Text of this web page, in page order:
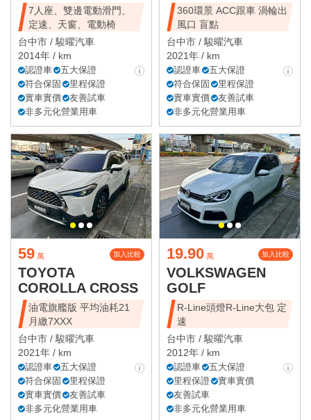
7人座、雙邊電動滑門、
定速、天窗、電動椅
台中市 /駿曜汽車
2014年 / km
認證車
五大保證
符合保固
里程保證
實車實價
友善試車
非多元化營業用車
360環景 ACC跟車 渦輪出
風口 盲點
台中市 /駿曜汽車
2021年 / km
認證車
五大保證
符合保固
里程保證
實車實價
友善試車
非多元化營業用車
59 萬 加入比較
TOYOTA
COROLLA CROSS
油電旗艦版 平均油耗21
月繳7XXX
台中市 /駿曜汽車
2021年 / km
認證車
五大保證
符合保固
里程保證
實車實價
友善試車
非多元化營業用車
19.90 萬 加入比較
VOLKSWAGEN
GOLF
R-Line頭燈R-Line大包 定
速
台中市 /駿曜汽車
2012年 / km
認證車
五大保證
里程保證
實車實價
友善試車
非多元化營業用車